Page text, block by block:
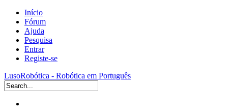
Início
Fórum
Ajuda
Pesquisa
Entrar
Registe-se
LusoRobótica - Robótica em Português